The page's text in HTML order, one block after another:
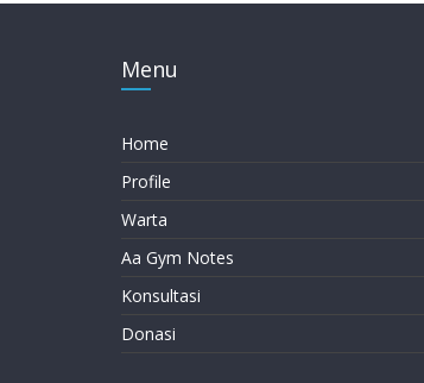
Menu
Home
Profile
Warta
Aa Gym Notes
Konsultasi
Donasi